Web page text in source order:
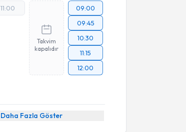
11:00
Takvim
kapalıdır
09:00
09:45
10:30
11:15
12:00
Daha Fazla Göster